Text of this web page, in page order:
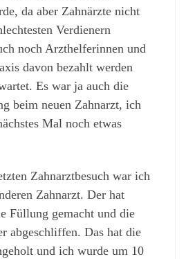
da aber Zahnärzte nicht
Verdienern
noch Arzthelferinnen und
davon bezahlt werden
Es war ja auch die
beim neuen Zahnarzt, ich
Mal noch etwas
Zahnarztbesuch war ich
Zahnarzt. Der hat
Füllung gemacht und die
abgeschliffen. Das hat die
und ich wurde um 10